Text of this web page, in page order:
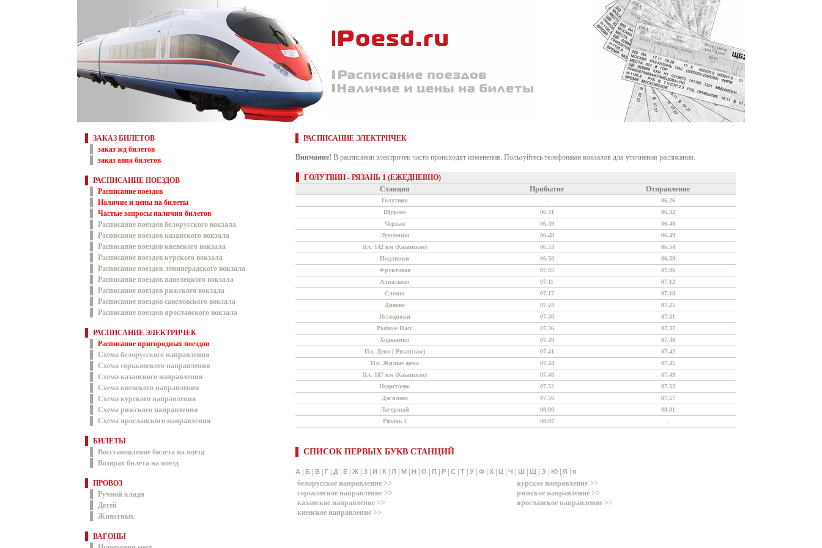
ЗАКАЗ БИЛЕТОВ
заказ жд билетов
заказ авиа билетов
РАСПИСАНИЕ ПОЕЗДОВ
Расписание поездов
Наличие и цены на билеты
Частые запросы наличия билетов
Расписание поездов белорусского вокзала
Расписание поездов казанского вокзала
Расписание поездов киевского вокзала
Расписание поездов курского вокзала
Расписание поездов ленинградского вокзала
Расписание поездов павелецкого вокзала
Расписание поездов рижского вокзала
Расписание поездов савеловского вокзала
Расписание поездов ярославского вокзала
РАСПИСАНИЕ ЭЛЕКТРИЧЕК
Расписание пригородных поездов
Схема белорусского направления
Схема горьковского направления
Схема казанского направления
Схема киевского направления
Схема курского направления
Схема рижского направления
Схема ярославского направления
БИЛЕТЫ
Восстановление билета на поезд
Возврат билета на поезд
ПРОВОЗ
Ручной клади
Детей
Животных
ВАГОНЫ
РАСПИСАНИЕ ЭЛЕКТРИЧЕК
Внимание! В расписании электричек часто происходят изменения. Пользуйтесь телефонами вокзалов для уточнения расписания.
ГОЛУТВИН - РЯЗАНЬ 1 (ЕЖЕДНЕВНО)
Станция
Прибытие Отправление
Голутвин .
06.26
Щурово
06.31
06.32
Черная
06.39
06.40
Луховицы
06.48
06.49
Пл. 142 км (Казанское)
06.53
06.54
Подлипки
06.58
06.59
Фруктовая
07.05
07.06
Алпатьево
07.11
07.12
Слемы
07.17
07.18
Дивово
07.24
07.25
Истодники
07.30
07.31
Рыбное Пасс
07.36
07.37
Ходынино
07.39
07.40
Пл. Депо ( Рязанское)
07.41
07.42
Пл. Жилые дома
07.44
07.45
Пл. 187 км (Казанское)
07.48
07.49
Недостоево
07.52
07.53
Дягилево
07.56
07.57
Лагерный
08.00
08.01
Рязань 1
08.07 .
СПИСОК ПЕРВЫХ БУКВ СТАНЦИЙ
А Б В Г Д Е Ж З И К Л М Н О П Р С Т У Ф Х Ц Ч Ш Щ Э Ю Я п
белорусское направление >>
горьковское направление >>
казанское направление >>
киевское направление >>
курское направление >>
рижское направление >>
ярославское направление >>